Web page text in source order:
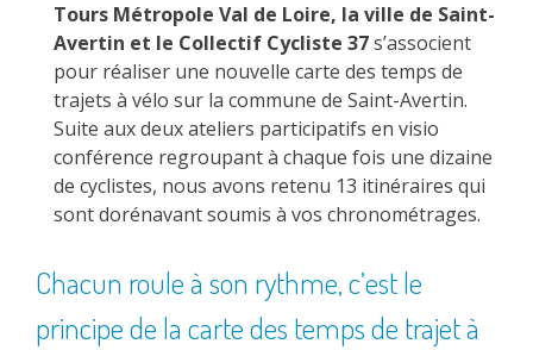
Tours Métropole Val de Loire, la ville de Saint-
Avertin et le Collectif Cycliste 37s’associent
pour réaliser une nouvelle carte des temps de
trajets à vélo sur la commune de Saint-Avertin.
Suite aux deux ateliers participatifs en visio
conférence regroupant à chaque fois une dizaine
de cyclistes, nous avons retenu 13 itinéraires qui
sont dorénavant soumis à vos chronométrages.
Chacun roule à son rythme, c’est le
principe de la carte des temps de trajet à